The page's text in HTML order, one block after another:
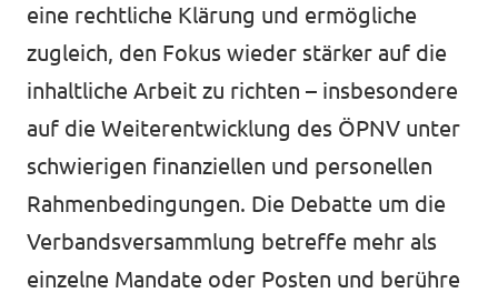
eine rechtliche Klärung und ermögliche
zugleich, den Fokus wieder stärker auf die
inhaltliche Arbeit zu richten – insbesondere
auf die Weiterentwicklung des ÖPNV unter
schwierigen finanziellen und personellen
Rahmenbedingungen. Die Debatte um die
Verbandsversammlung betreffe mehr als
einzelne Mandate oder Posten und berühre